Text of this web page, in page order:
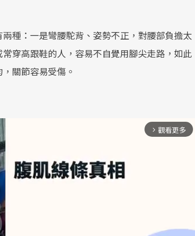
種：一是彎腰駝背、姿勢不正，對腰部負擔太
穿高跟鞋的人，容易不自覺用腳尖走路，如此
關節容易受傷。
arrow_forward_ios 觀看更多
前往專題
前往專題
前往專題